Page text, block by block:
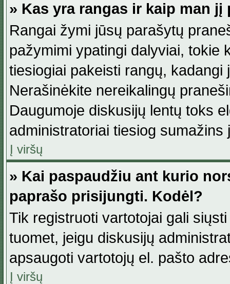
» Kas yra rangas ir kaip man jį
Rangai žymi jūsų parašytų
pažymimi ypatingi dalyviai, tokie
tiesiogiai pakeisti rangų,
Nerašinėkite nereikalingų
Daugumoje diskusijų lentų toks
administratoriai tiesiog
Į viršų
» Kai paspaudžiu ant kurio
paprašo prisijungti. Kodėl?
Tik registruoti vartotojai gali
tuomet, jeigu diskusijų
apsaugoti vartotojų el. pašto
Į viršų